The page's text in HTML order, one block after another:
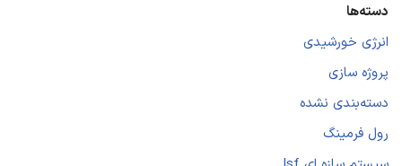
دسته‌ها
انرژی خورشیدی
پروژه سازی
دسته‌بندی نشده
رول فرمینگ